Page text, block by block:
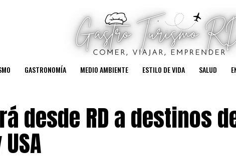
GASTRONOMÍA MEDIO AMBIENTE ESTILO DE VIDA SALUD
desde RD a destinos